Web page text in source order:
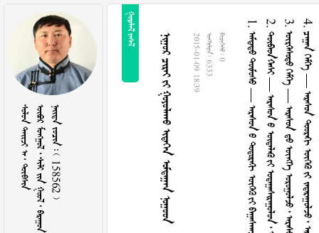
                158562 
 
       2015-01-09 18:39  6333  0